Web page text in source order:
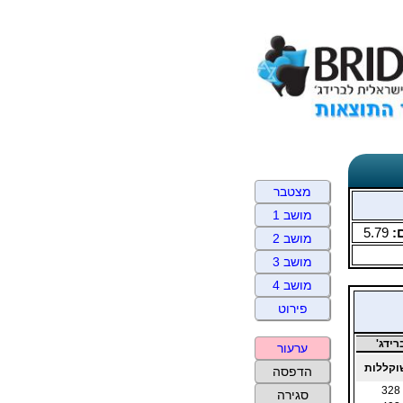
5.79
328
מצטבר
מושב 1
מושב 2
מושב 3
מושב 4
פירוט
ערעור
הדפסה
סגירה